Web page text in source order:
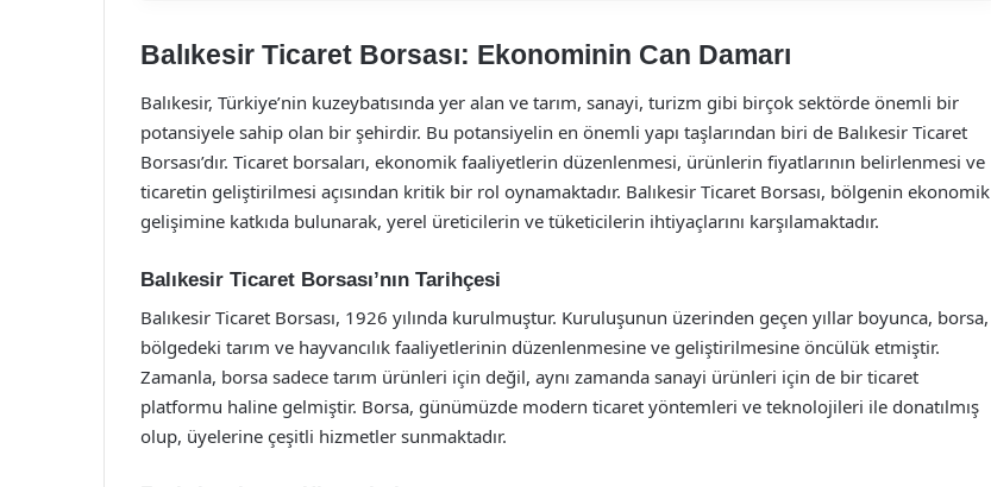
Balıkesir Ticaret Borsası: Ekonominin Can Damarı
Balıkesir, Türkiye’nin kuzeybatısında yer alan ve tarım, sanayi, turizm gibi birçok sektörde önemli bir
potansiyele sahip olan bir şehirdir. Bu potansiyelin en önemli yapı taşlarından biri de Balıkesir Ticaret
Borsası’dır. Ticaret borsaları, ekonomik faaliyetlerin düzenlenmesi, ürünlerin fiyatlarının belirlenmesi ve
ticaretin geliştirilmesi açısından kritik bir rol oynamaktadır. Balıkesir Ticaret Borsası, bölgenin ekonomik
gelişimine katkıda bulunarak, yerel üreticilerin ve tüketicilerin ihtiyaçlarını karşılamaktadır.
Balıkesir Ticaret Borsası’nın Tarihçesi
Balıkesir Ticaret Borsası, 1926 yılında kurulmuştur. Kuruluşunun üzerinden geçen yıllar boyunca, borsa,
bölgedeki tarım ve hayvancılık faaliyetlerinin düzenlenmesine ve geliştirilmesine öncülük etmiştir.
Zamanla, borsa sadece tarım ürünleri için değil, aynı zamanda sanayi ürünleri için de bir ticaret
platformu haline gelmiştir. Borsa, günümüzde modern ticaret yöntemleri ve teknolojileri ile donatılmış
olup, üyelerine çeşitli hizmetler sunmaktadır.